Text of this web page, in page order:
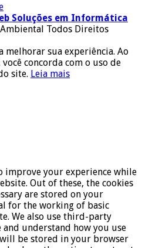
Soluções em Informática
Todos Direitos
melhorar sua experiência. Ao
concorda com o uso de
site. Leia mais
improve your experience while
Out of these, the cookies
are stored on your
for the working of basic
We also use third-party
and understand how you use
be stored in your browser